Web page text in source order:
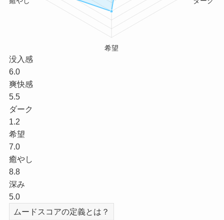
没入感
6.0
爽快感
5.5
ダーク
1.2
希望
7.0
癒やし
8.8
深み
5.0
ムードスコアの定義とは？